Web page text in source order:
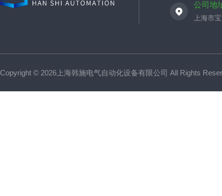
公司地
上海市
Copyright © 2026上海韩施电气自动化设备有限公司 All Rights